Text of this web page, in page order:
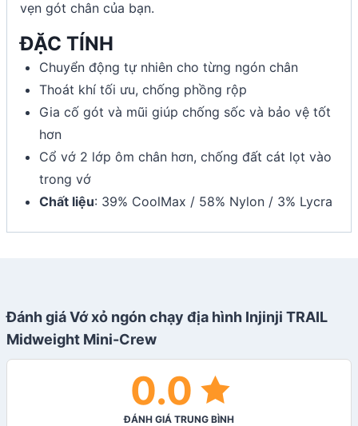
vẹn gót chân của bạn.
ĐẶC TÍNH
Chuyển động tự nhiên cho từng ngón chân
Thoát khí tối ưu, chống phồng rộp
Gia cố gót và mũi giúp chống sốc và bảo vệ tốt
hơn
Cổ vớ 2 lớp ôm chân hơn, chống đất cát lọt vào
trong vớ
Chất liệu: 39% CoolMax / 58% Nylon / 3% Lycra
Đánh giá Vớ xỏ ngón chạy địa hình Injinji TRAIL
Midweight Mini-Crew
0.0
ĐÁNH GIÁ TRUNG BÌNH